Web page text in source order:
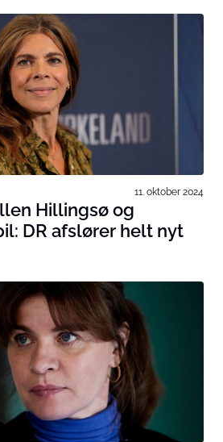
11. oktober 2024
Hillingsø og
DR afslører helt nyt